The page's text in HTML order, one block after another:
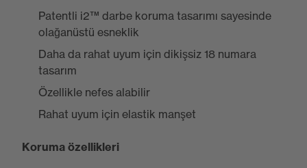
Patentli i2™ darbe koruma tasarımı sayesinde
olağanüstü esneklik
Daha da rahat uyum için dikişsiz 18 numara
tasarım
Özellikle nefes alabilir
Rahat uyum için elastik manşet
Koruma özellikleri